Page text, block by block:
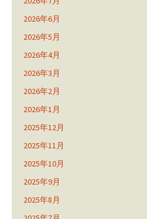
2026年6月
2026年5月
2026年4月
2026年3月
2026年2月
2026年1月
2025年12月
2025年11月
2025年10月
2025年9月
2025年8月